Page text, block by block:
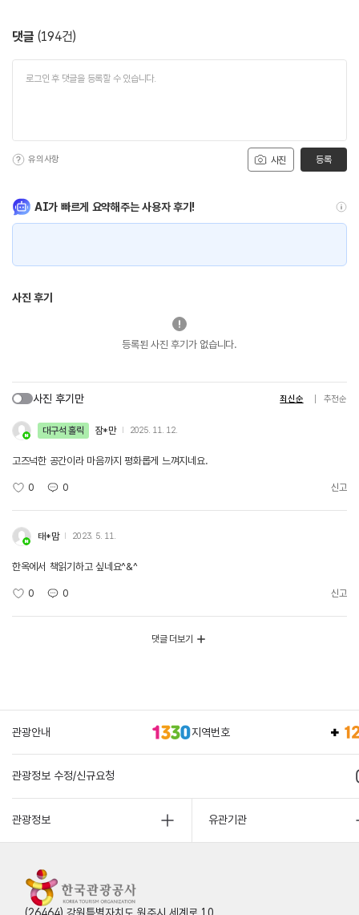
댓글 (194건)
사진
유의사항 등록
AI가 빠르게 요약해주는 사용자 후기!
사진 후기
등록된 사진 후기가 없습니다.
사진 후기만 최신순 추천순
대구석 홀릭 잠*만 2025. 11. 12.
고즈넉한 공간이라 마음까지 평화롭게 느껴지네요.
0 0 신고
태*맘 2023. 5. 11.
한옥에서 책읽기하고 싶네요^&^
0 0 신고
댓글 더보기
관광안내 지역번호
관광정보 수정/신규요청
관광정보 유관기관
(26464) 강원특별자치도 원주시 세계로 10